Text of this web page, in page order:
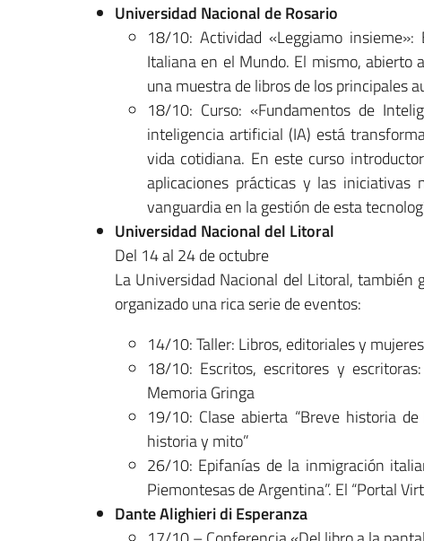
Universidad Nacional de Rosario
18/10: Actividad «Leggiamo
Italiana en el Mundo. El mismo, abierto
una muestra de libros de los principales
18/10: Curso: «Fundamentos de
inteligencia artificial (IA) está
vida cotidiana. En este curso
aplicaciones prácticas y las iniciativas
vanguardia en la gestión de esta
Universidad Nacional del Litoral
Del 14 al 24 de octubre
La Universidad Nacional del Litoral, también
organizado una rica serie de eventos:
14/10: Taller: Libros, editoriales y
18/10: Escritos, escritores y
Memoria Gringa
19/10: Clase abierta “Breve historia
historia y mito”
26/10: Epifanías de la inmigración
Piemontesas de Argentina”. El “Portal
Dante Alighieri di Esperanza